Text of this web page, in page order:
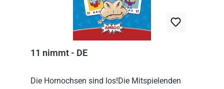
11 nimmt - DE
Die Hornochsen sind los!Die Mitspielenden